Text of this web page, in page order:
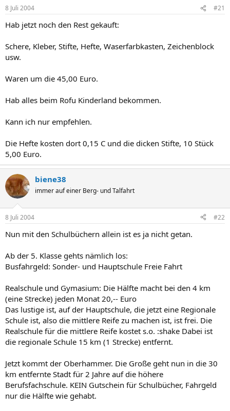
8 Juli 2004 #21
Hab jetzt noch den Rest gekauft:
Schere, Kleber, Stifte, Hefte, Waserfarbkasten, Zeichenblock
usw.
Waren um die 45,00 Euro.
Hab alles beim Rofu Kinderland bekommen.
Kann ich nur empfehlen.
Die Hefte kosten dort 0,15 C und die dicken Stifte, 10 Stück
5,00 Euro.
biene38
immer auf einer Berg- und Talfahrt
8 Juli 2004 #22
Nun mit den Schulbüchern allein ist es ja nicht getan.
Ab der 5. Klasse gehts nämlich los:
Busfahrgeld: Sonder- und Hauptschule Freie Fahrt
Realschule und Gymasium: Die Hälfte macht bei den 4 km
(eine Strecke) jeden Monat 20,-- Euro
Das lustige ist, auf der Hauptschule, die jetzt eine Regionale
Schule ist, also die mittlere Reife zu machen ist, ist frei. Die
Realschule für die mittlere Reife kostet s.o. :shake Dabei ist
die regionale Schule 15 km (1 Strecke) entfernt.
Jetzt kommt der Oberhammer. Die Große geht nun in die 30
km entfernte Stadt für 2 Jahre auf die höhere
Berufsfachschule. KEIN Gutschein für Schulbücher, Fahrgeld
nur die Hälfte wie gehabt.